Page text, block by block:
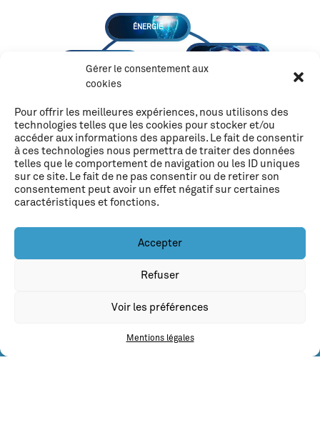
Gérer le consentement aux
cookies
Pour offrir les meilleures expériences, nous utilisons des
technologies telles que les cookies pour stocker et/ou
accéder aux informations des appareils. Le fait de consentir
à ces technologies nous permettra de traiter des données
telles que le comportement de navigation ou les ID uniques
sur ce site. Le fait de ne pas consentir ou de retirer son
consentement peut avoir un effet négatif sur certaines
caractéristiques et fonctions.
Accepter
Refuser
Voir les préférences
Mentions légales
AÉRONAUTIQUE
ÉNERGIE
AUTOMOBILE
MÉDICAL
NOS RÉFÉRENCES